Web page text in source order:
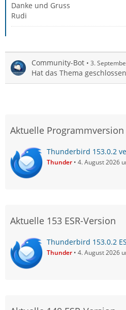
Danke und Gruss
Rudi
Community-Bot 3.
Hat das Thema
Aktuelle Programmversion
Thunderbird 153.0.2
Thunder 4. August 2026
Aktuelle 153 ESR-Version
Thunderbird 153.0.2
Thunder 4. August 2026